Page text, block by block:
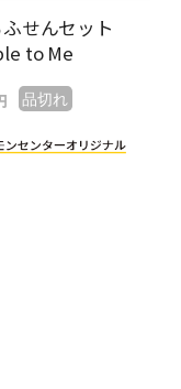
せんセット
to Me
品切れ